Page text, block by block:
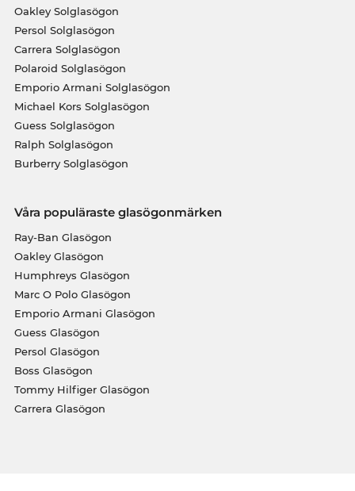
Oakley Solglasögon
Persol Solglasögon
Carrera Solglasögon
Polaroid Solglasögon
Emporio Armani Solglasögon
Michael Kors Solglasögon
Guess Solglasögon
Ralph Solglasögon
Burberry Solglasögon
Våra populäraste glasögonmärken
Ray-Ban Glasögon
Oakley Glasögon
Humphreys Glasögon
Marc O Polo Glasögon
Emporio Armani Glasögon
Guess Glasögon
Persol Glasögon
Boss Glasögon
Tommy Hilfiger Glasögon
Carrera Glasögon